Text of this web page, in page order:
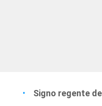
Signo regente